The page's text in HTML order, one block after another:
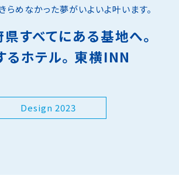
らめなかった夢がいよいよ叶います。
すべてにある基地へ。
るホテル。 東横INN
Design 2023